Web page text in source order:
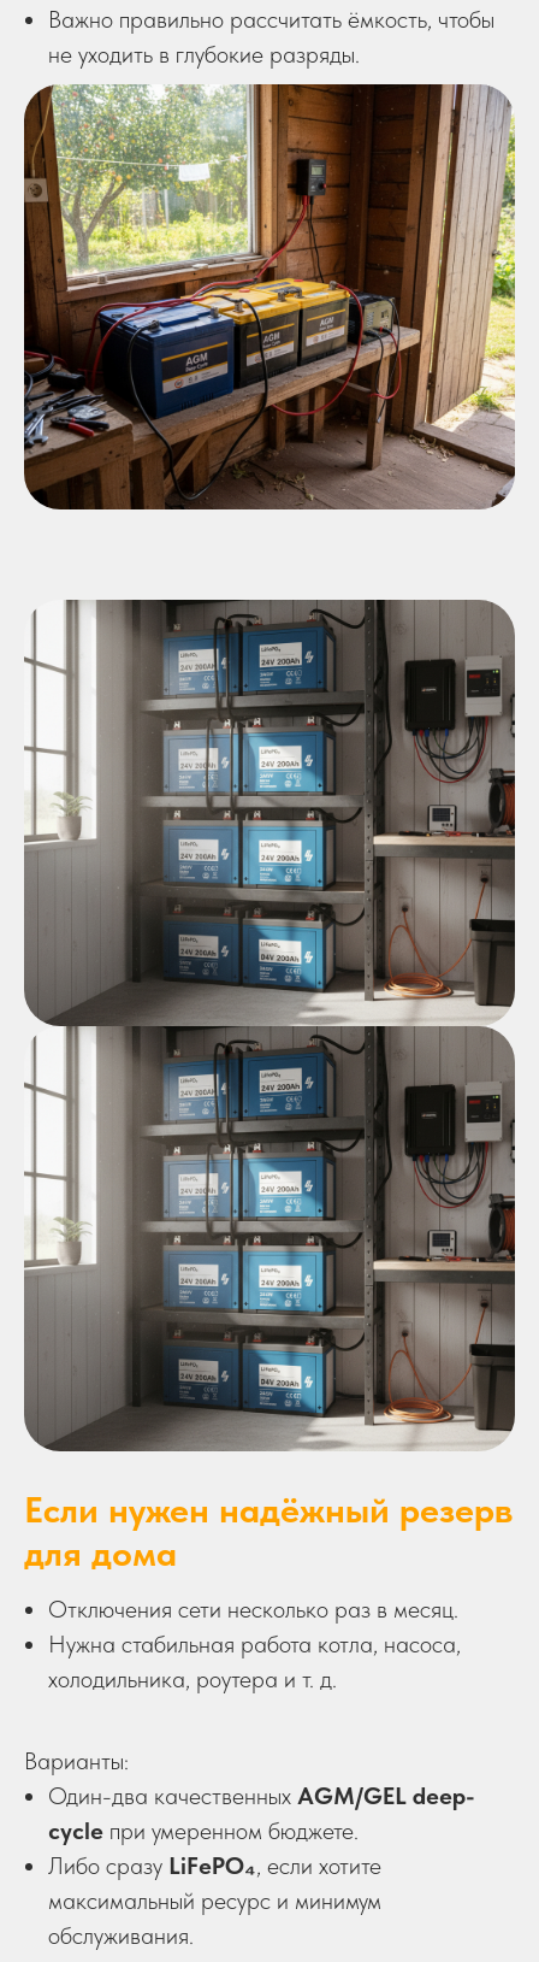
Важно правильно рассчитать ёмкость, чтобы
не уходить в глубокие разряды.
Если нужен надёжный резерв
для дома
Отключения сети несколько раз в месяц.
Нужна стабильная работа котла, насоса,
холодильника, роутера и т. д.
Варианты:
Один-два качественных AGM/GEL deep-
cycle при умеренном бюджете.
Либо сразу LiFePO₄, если хотите
максимальный ресурс и минимум
обслуживания.